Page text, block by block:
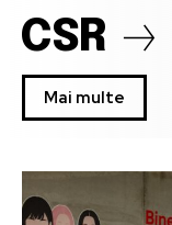
CSR
Mai multe